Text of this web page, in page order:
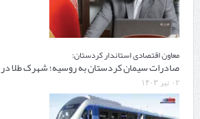
معاون اقتصادی استاندار کردستان:
صادرات سیمان کردستان به روسیه؛ شهرک طلا
۰۲ تیر ۱۴۰۳